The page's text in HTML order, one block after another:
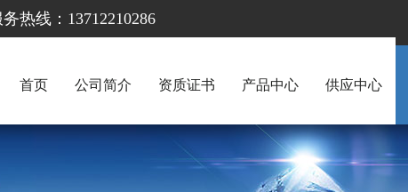
热线：13712210286
首页 公司简介 资质证书 产品中心 供应中心